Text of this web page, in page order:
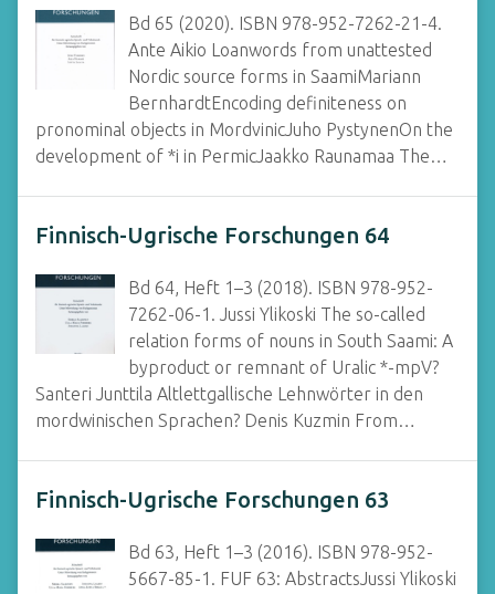
Bd 65 (2020). ISBN 978-952-7262-21-4.
Ante Aikio Loanwords from unattested
Nordic source forms in SaamiMariann
BernhardtEncoding definiteness on
pronominal objects in MordvinicJuho PystynenOn the
development of *i in PermicJaakko Raunamaa The…
Finnisch-Ugrische Forschungen 64
Bd 64, Heft 1–3 (2018). ISBN 978-952-
7262-06-1. Jussi Ylikoski The so-called
relation forms of nouns in South Saami: A
byproduct or remnant of Uralic *-mpV?
Santeri Junttila Altlettgallische Lehnwörter in den
mordwinischen Sprachen? Denis Kuzmin From…
Finnisch-Ugrische Forschungen 63
Bd 63, Heft 1–3 (2016). ISBN 978-952-
5667-85-1. FUF 63: AbstractsJussi Ylikoski